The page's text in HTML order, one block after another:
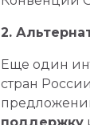
2.
Еще один
стран